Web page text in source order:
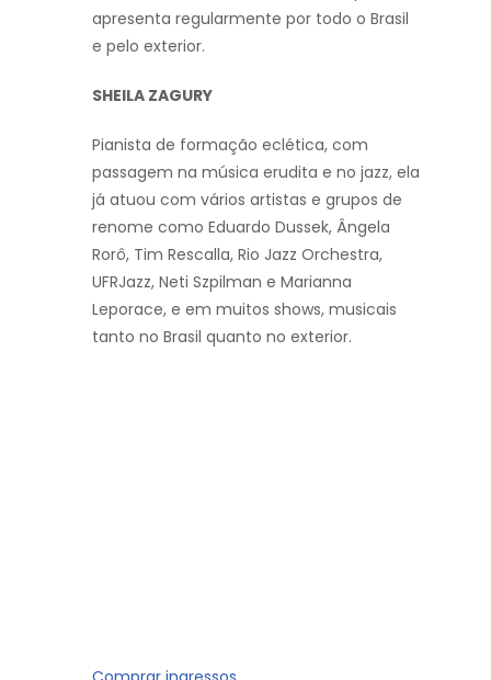
apresenta regularmente por todo o Brasil
e pelo exterior.
SHEILA ZAGURY
Pianista de formação eclética, com
passagem na música erudita e no jazz, ela
já atuou com vários artistas e grupos de
renome como Eduardo Dussek, Ângela
Rorô, Tim Rescalla, Rio Jazz Orchestra,
UFRJazz, Neti Szpilman e Marianna
Leporace, e em muitos shows, musicais
tanto no Brasil quanto no exterior.